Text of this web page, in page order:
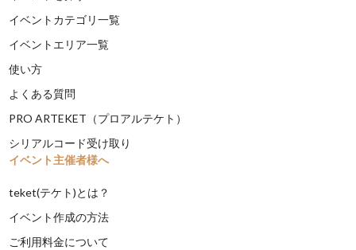
イベントカテゴリ一覧
イベントエリア一覧
使い方
よくある質問
PRO ARTEKET（プロアルテケト）
シリアルコード受け取り
イベント主催者様へ
teket(テケト)とは？
イベント作成の方法
ご利用料金について